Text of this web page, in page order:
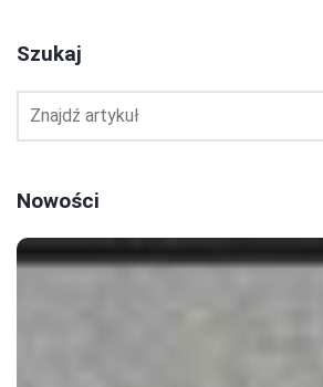
Szukaj
Nowości